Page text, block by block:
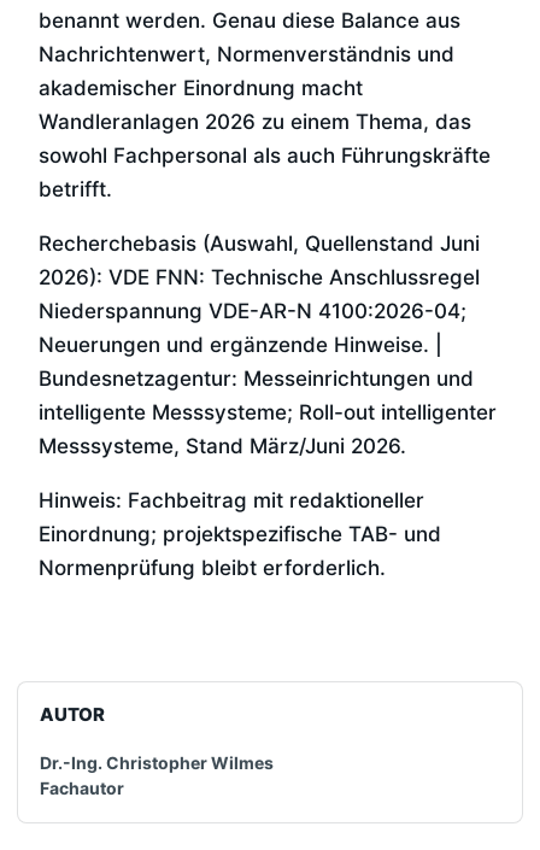
benannt werden. Genau diese Balance aus
Nachrichtenwert, Normenverständnis und
akademischer Einordnung macht
Wandleranlagen 2026 zu einem Thema, das
sowohl Fachpersonal als auch Führungskräfte
betrifft.
Recherchebasis (Auswahl, Quellenstand Juni
2026): VDE FNN: Technische Anschlussregel
Niederspannung VDE-AR-N 4100:2026-04;
Neuerungen und ergänzende Hinweise. |
Bundesnetzagentur: Messeinrichtungen und
intelligente Messsysteme; Roll-out intelligenter
Messsysteme, Stand März/Juni 2026.
Hinweis: Fachbeitrag mit redaktioneller
Einordnung; projektspezifische TAB- und
Normenprüfung bleibt erforderlich.
AUTOR
Dr.-Ing. Christopher Wilmes
Fachautor